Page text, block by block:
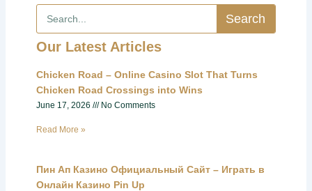
Search
Search
Our Latest Articles
Chicken Road – Online Casino Slot That Turns
Chicken Road Crossings into Wins
June 17, 2026 No Comments
Read More »
Пин Ап Казино Официальный Сайт – Играть в
Онлайн Казино Pin Up